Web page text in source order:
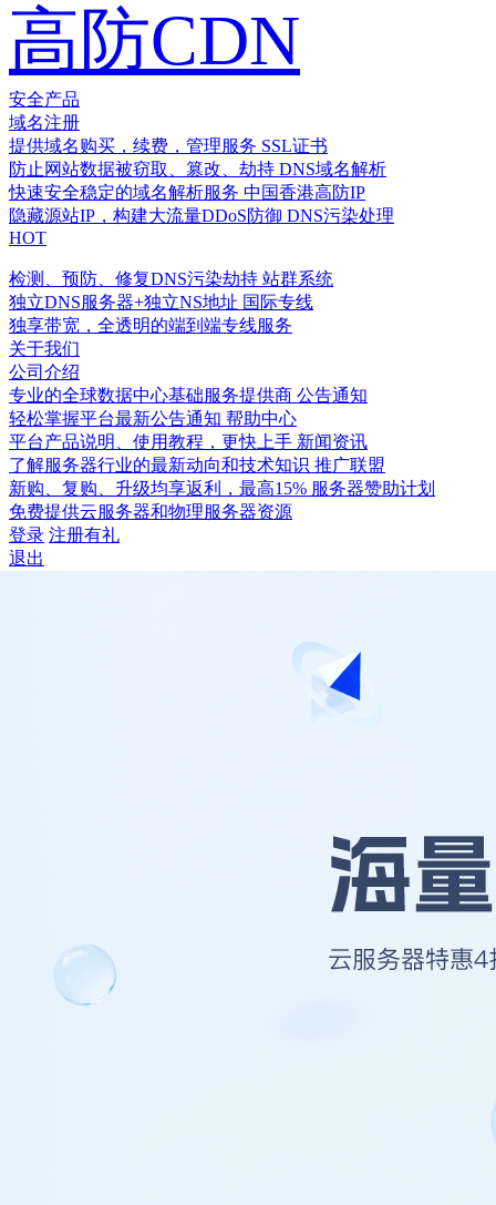
高防CDN
安全产品
域名注册
提供域名购买，续费，管理服务 SSL证书
防止网站数据被窃取、篡改、劫持 DNS域名解析
快速安全稳定的域名解析服务 中国香港高防IP
隐藏源站IP，构建大流量DDoS防御 DNS污染处理
HOT
检测、预防、修复DNS污染劫持 站群系统
独立DNS服务器+独立NS地址 国际专线
独享带宽，全透明的端到端专线服务
关于我们
公司介绍
专业的全球数据中心基础服务提供商 公告通知
轻松掌握平台最新公告通知 帮助中心
平台产品说明、使用教程，更快上手 新闻资讯
了解服务器行业的最新动向和技术知识 推广联盟
新购、复购、升级均享返利，最高15% 服务器赞助计划
免费提供云服务器和物理服务器资源
登录 注册有礼
退出